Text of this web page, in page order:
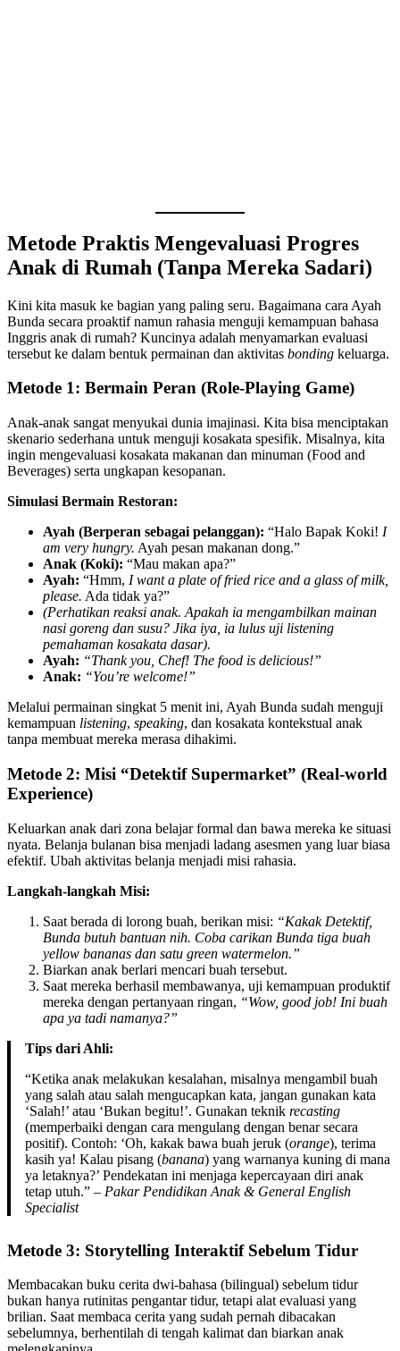
Metode Praktis Mengevaluasi Progres
Anak di Rumah (Tanpa Mereka Sadari)
Kini kita masuk ke bagian yang paling seru. Bagaimana cara Ayah
Bunda secara proaktif namun rahasia menguji kemampuan bahasa
Inggris anak di rumah? Kuncinya adalah menyamarkan evaluasi
tersebut ke dalam bentuk permainan dan aktivitas bonding keluarga.
Metode 1: Bermain Peran (Role-Playing Game)
Anak-anak sangat menyukai dunia imajinasi. Kita bisa menciptakan
skenario sederhana untuk menguji kosakata spesifik. Misalnya, kita
ingin mengevaluasi kosakata makanan dan minuman (Food and
Beverages) serta ungkapan kesopanan.
Simulasi Bermain Restoran:
Ayah (Berperan sebagai pelanggan): “Halo Bapak Koki! I
am very hungry. Ayah pesan makanan dong.”
Anak (Koki): “Mau makan apa?”
Ayah: “Hmm, I want a plate of fried rice and a glass of milk,
please. Ada tidak ya?”
(Perhatikan reaksi anak. Apakah ia mengambilkan mainan
nasi goreng dan susu? Jika iya, ia lulus uji listening
pemahaman kosakata dasar).
Ayah: “Thank you, Chef! The food is delicious!”
Anak: “You’re welcome!”
Melalui permainan singkat 5 menit ini, Ayah Bunda sudah menguji
kemampuan listening, speaking, dan kosakata kontekstual anak
tanpa membuat mereka merasa dihakimi.
Metode 2: Misi “Detektif Supermarket” (Real-world
Experience)
Keluarkan anak dari zona belajar formal dan bawa mereka ke situasi
nyata. Belanja bulanan bisa menjadi ladang asesmen yang luar biasa
efektif. Ubah aktivitas belanja menjadi misi rahasia.
Langkah-langkah Misi:
Saat berada di lorong buah, berikan misi: “Kakak Detektif,
Bunda butuh bantuan nih. Coba carikan Bunda tiga buah
yellow bananas dan satu green watermelon.”
Biarkan anak berlari mencari buah tersebut.
Saat mereka berhasil membawanya, uji kemampuan produktif
mereka dengan pertanyaan ringan, “Wow, good job! Ini buah
apa ya tadi namanya?”
Tips dari Ahli:
“Ketika anak melakukan kesalahan, misalnya mengambil buah
yang salah atau salah mengucapkan kata, jangan gunakan kata
‘Salah!’ atau ‘Bukan begitu!’. Gunakan teknik recasting
(memperbaiki dengan cara mengulang dengan benar secara
positif). Contoh: ‘Oh, kakak bawa buah jeruk (orange), terima
kasih ya! Kalau pisang (banana) yang warnanya kuning di mana
ya letaknya?’ Pendekatan ini menjaga kepercayaan diri anak
tetap utuh.” – Pakar Pendidikan Anak & General English
Specialist
Metode 3: Storytelling Interaktif Sebelum Tidur
Membacakan buku cerita dwi-bahasa (bilingual) sebelum tidur
bukan hanya rutinitas pengantar tidur, tetapi alat evaluasi yang
brilian. Saat membaca cerita yang sudah pernah dibacakan
sebelumnya, berhentilah di tengah kalimat dan biarkan anak